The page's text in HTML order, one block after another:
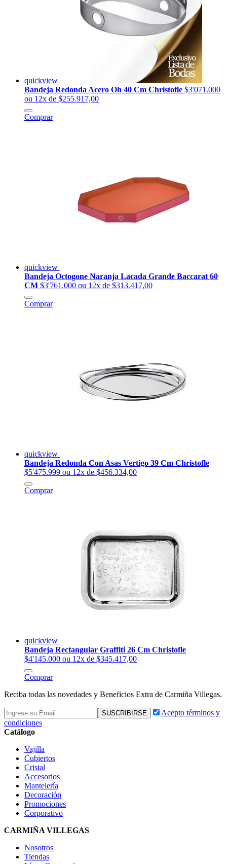
quickview
Bandeja Redonda Acero Oh 40 Cm Christofle $3'071.000
ou 12x de $255.917,00
Comprar
quickview
Bandeja Octogone Naranja Lacada Grande Baccarat 60
CM $3'761.000 ou 12x de $313.417,00
Comprar
quickview
Bandeja Redonda Con Asas Vertigo 39 Cm Christofle
$5'475.999 ou 12x de $456.334,00
Comprar
quickview
Bandeja Rectangular Graffiti 26 Cm Christofle
$4'145.000 ou 12x de $345.417,00
Comprar
Reciba todas las novedades y Beneficios Extra de Carmiña Villegas.
Acepto términos y
condiciones
Catálogo
Vajilla
Cubiertos
Cristal
Accesorios
Mantelería
Decoración
Promociones
Corporativo
CARMIÑA VILLEGAS
Nosotros
Tiendas